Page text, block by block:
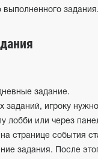
задания.
задание.
игроку
лобби или через
странице события
задания. После